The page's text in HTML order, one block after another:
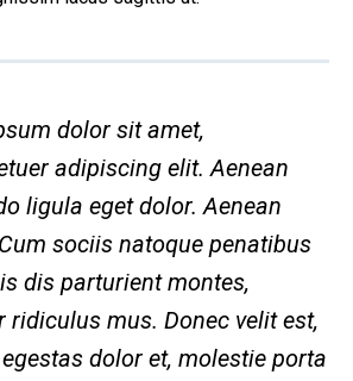
dolor sit amet,
adipiscing elit. Aenean
ligula eget dolor. Aenean
sociis natoque penatibus
dis parturient montes,
ridiculus mus. Donec velit est,
dolor et, molestie porta